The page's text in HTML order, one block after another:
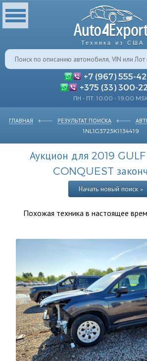
Техника из США
+7 (967) 555-
+375 (33) 300-
ПН - ПТ: 10:00 - 19:00
ГЛАВНАЯ РЕЗУЛЬТАТ ПОИСКА
1NL1G3723K1134419
Аукцион для 2019
CONQUEST
Начать новый поиск »
Похожая техника в настоящее